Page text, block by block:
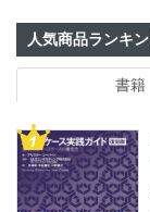
人気商品ランキ
書籍